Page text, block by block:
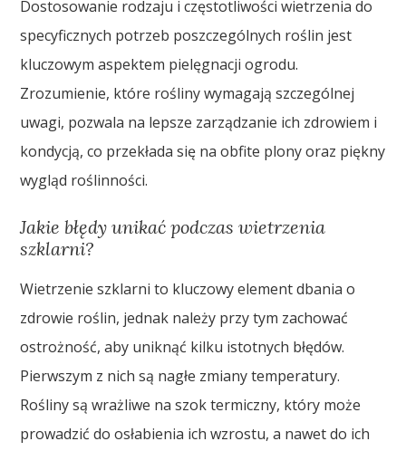
Dostosowanie rodzaju i częstotliwości wietrzenia do
specyficznych potrzeb poszczególnych roślin jest
kluczowym aspektem pielęgnacji ogrodu.
Zrozumienie, które rośliny wymagają szczególnej
uwagi, pozwala na lepsze zarządzanie ich zdrowiem i
kondycją, co przekłada się na obfite plony oraz piękny
wygląd roślinności.
Jakie błędy unikać podczas wietrzenia
szklarni?
Wietrzenie szklarni to kluczowy element dbania o
zdrowie roślin, jednak należy przy tym zachować
ostrożność, aby uniknąć kilku istotnych błędów.
Pierwszym z nich są nagłe zmiany temperatury.
Rośliny są wrażliwe na szok termiczny, który może
prowadzić do osłabienia ich wzrostu, a nawet do ich